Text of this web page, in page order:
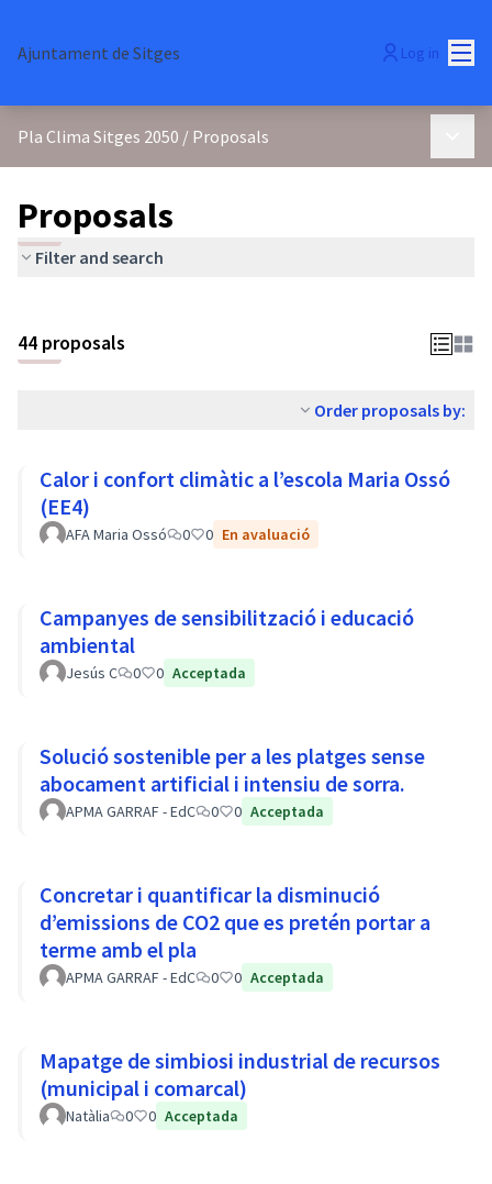
Ajuntament de Sitges Log in
Pla Clima Sitges 2050 / Proposals
Proposals
Filter and search
44 proposals
Order proposals by:
Calor i confort climàtic a l’escola Maria Ossó
(EE4)
AFA Maria Ossó 0 0 En avaluació
Campanyes de sensibilització i educació
ambiental
Jesús C 0 0 Acceptada
Solució sostenible per a les platges sense
abocament artificial i intensiu de sorra.
APMA GARRAF - EdC 0 0 Acceptada
Concretar i quantificar la disminució
d’emissions de CO2 que es pretén portar a
terme amb el pla
APMA GARRAF - EdC 0 0 Acceptada
Mapatge de simbiosi industrial de recursos
(municipal i comarcal)
Natàlia 0 0 Acceptada